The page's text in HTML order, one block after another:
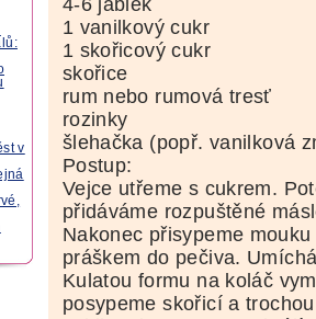
v
1 vanilkový cukr
1 skořicový cukr
skořice
rum nebo rumová tresť
rozinky
šlehačka (popř. vanilková
Postup:
Vejce utřeme s cukrem.
přidáváme rozpuštěné
Nakonec přisypeme
práškem do pečiva.
Kulatou formu na koláč
posypeme skořicí a